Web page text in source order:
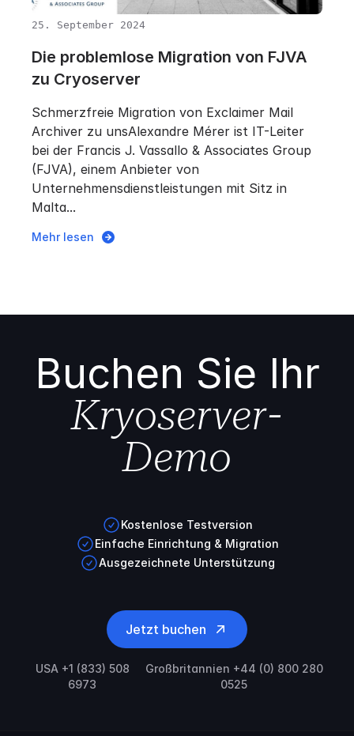
25. September 2024
Die problemlose Migration von FJVA
zu Cryoserver
Schmerzfreie Migration von Exclaimer Mail
Archiver zu unsAlexandre Mérer ist IT-Leiter
bei der Francis J. Vassallo & Associates Group
(FJVA), einem Anbieter von
Unternehmensdienstleistungen mit Sitz in
Malta...
Mehr lesen
Buchen Sie Ihr
Kryoserver-
Demo
Kostenlose Testversion
Einfache Einrichtung & Migration
Ausgezeichnete Unterstützung
Jetzt buchen
USA +1 (833) 508
6973
Großbritannien +44 (0) 800 280
0525